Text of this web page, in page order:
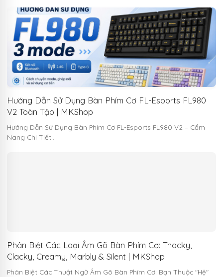
Hướng Dẫn Sử Dụng Bàn Phím Cơ FL-Esports FL980
V2 Toàn Tập | MKShop
Hướng Dẫn Sử Dụng Bàn Phím Cơ FL-Esports FL980 V2 – Cẩm
Nang Chi Tiết…
Phân Biệt Các Loại Âm Gõ Bàn Phím Cơ: Thocky,
Clacky, Creamy, Marbly & Silent | MKShop
Phân Biệt Các Thuật Ngữ Âm Gõ Bàn Phím Cơ: Bạn Thuộc "Hệ"